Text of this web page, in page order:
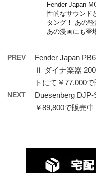
Fender Japan
性的なサウンド
タング！ あの
あの漫画にも登
PREV
Fender Japan
Ⅱ ダイナ楽器
トにて￥77,000で
NEXT
Duesenberg
￥89,800で販売中